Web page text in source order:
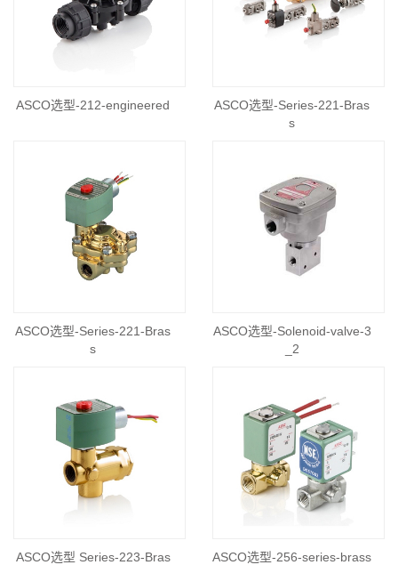
ASCO选型-212-engineered
ASCO选型-Series-221-Bras
s
ASCO选型-Series-221-Bras
s
ASCO选型-Solenoid-valve-3
_2
ASCO选型 Series-223-Bras
ASCO选型-256-series-brass